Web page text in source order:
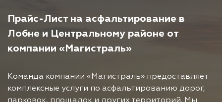
Прайс-Лист на асфальтирование в
Лобне и Центральному районе от
компании «Магистраль»
Команда компании «Магистраль» предоставляет
комплексные услуги по асфальтированию дорог,